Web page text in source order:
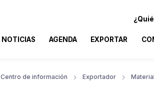
NOTICIAS AGENDA EXPORTAR
Centro de información Exportador